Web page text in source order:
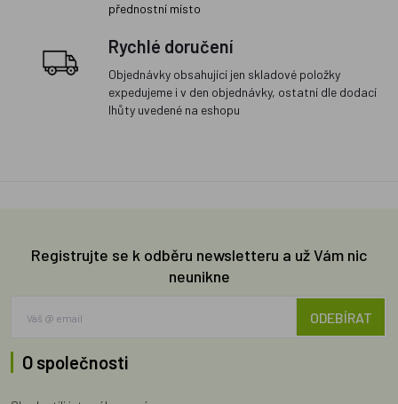
přednostní místo
Rychlé doručení
Objednávky obsahující jen skladové položky
expedujeme i v den objednávky, ostatní dle dodací
lhůty uvedené na eshopu
Registrujte se k odběru newsletteru a už Vám nic
neunikne
ODEBÍRAT
O společnosti